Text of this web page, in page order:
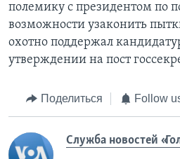
полемику с президентом по
возможности узаконить
охотно поддержал
утверждении на пост
Поделиться Follow
Служба новостей